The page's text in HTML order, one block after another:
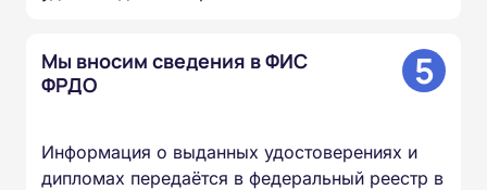
Мы вносим сведения в ФИС
ФРДО
5
Информация о выданных удостоверениях и
дипломах передаётся в федеральный реестр в